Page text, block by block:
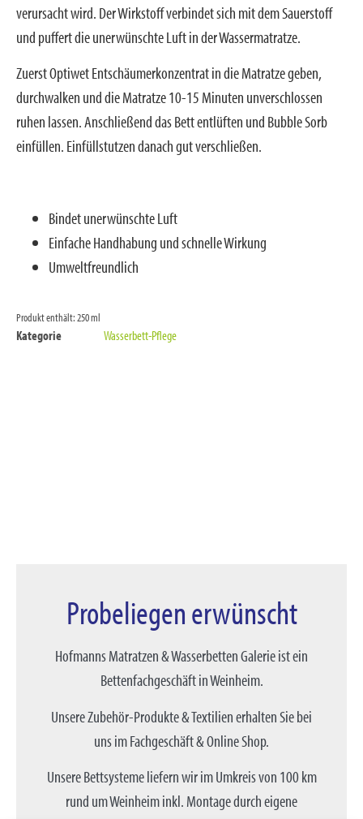
verursacht wird. Der Wirkstoff verbindet sich mit dem Sauerstoff
und puffert die unerwünschte Luft in der Wassermatratze.
Zuerst Optiwet Entschäumerkonzentrat in die Matratze geben,
durchwalken und die Matratze 10-15 Minuten unverschlossen
ruhen lassen. Anschließend das Bett entlüften und Bubble Sorb
einfüllen. Einfüllstutzen danach gut verschließen.
Bindet unerwünschte Luft
Einfache Handhabung und schnelle Wirkung
Umweltfreundlich
Produkt enthält: 250ml
Kategorie Wasserbett-Pflege
Probeliegen erwünscht
Hofmanns Matratzen & Wasserbetten Galerie ist ein
Bettenfachgeschäft in Weinheim.
Unsere Zubehör-Produkte & Textilien erhalten Sie bei
uns im Fachgeschäft & Online Shop.
Unsere Bettsysteme liefern wir im Umkreis von 100 km
rund um Weinheim inkl. Montage durch eigene